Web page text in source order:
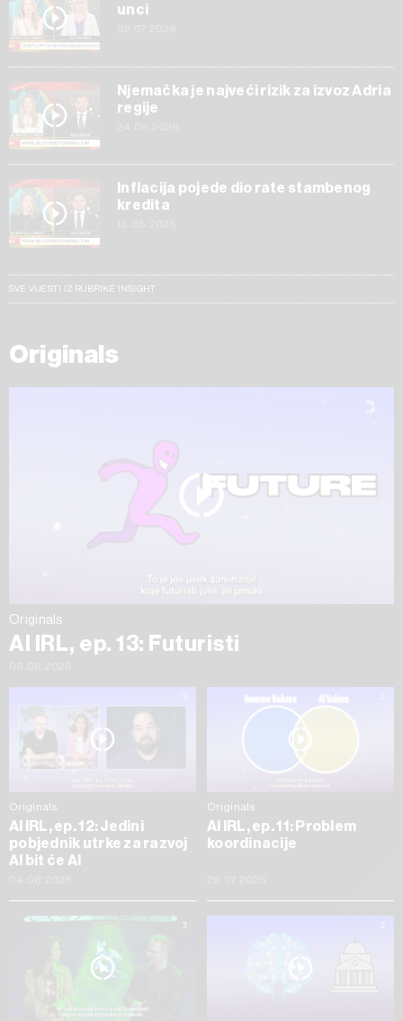
unci
Njemačka je najveći rizik za izvoz Adria
regije
Inflacija pojede dio rate stambenog
kredita
SVE VIJESTI IZ RUBRIKE INSIGHT
Originals
Originals
AI IRL, ep. 13: Futuristi
Originals
AI IRL, ep. 12: Jedini
pobjednik utrke za razvoj
AI bit će AI
Originals
AI IRL, ep. 11: Problem
koordinacije